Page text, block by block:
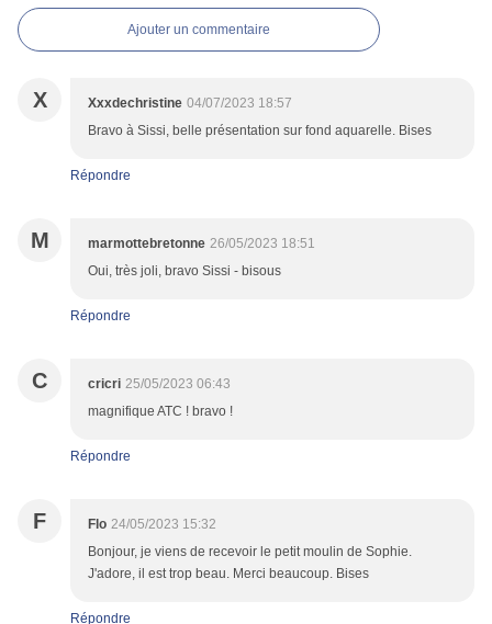
Ajouter un commentaire
X Xxxdechristine 04/07/2023 18:57
Bravo à Sissi, belle présentation sur fond aquarelle. Bises
Répondre
M marmottebretonne 26/05/2023 18:51
Oui, très joli, bravo Sissi - bisous
Répondre
C cricri 25/05/2023 06:43
magnifique ATC ! bravo !
Répondre
F Flo 24/05/2023 15:32
Bonjour, je viens de recevoir le petit moulin de Sophie.
J'adore, il est trop beau. Merci beaucoup. Bises
Répondre